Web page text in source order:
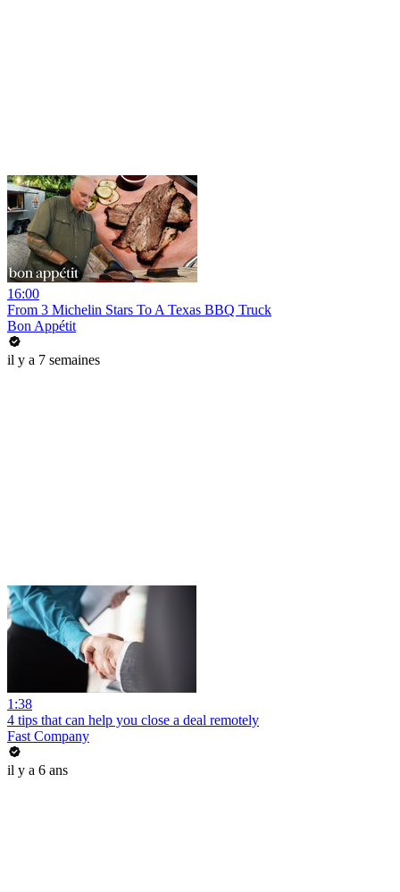
16:00
From 3 Michelin Stars To A Texas BBQ Truck
Bon Appétit
il y a 7 semaines
1:38
4 tips that can help you close a deal remotely
Fast Company
il y a 6 ans